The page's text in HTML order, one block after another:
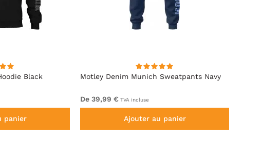
Black
panier
Motley Denim Munich Sweatpants Navy
De 39,99 € TVA incluse
Ajouter au panier